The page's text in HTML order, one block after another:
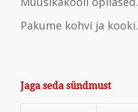
Pakume kohvi ja kooki.
Jaga seda sündmust